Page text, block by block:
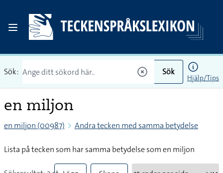
Sök: Sök
Hjälp/Tips
en miljon
en miljon (00987) Andra tecken med samma betydelse
Lista på tecken som har samma betydelse som en miljon